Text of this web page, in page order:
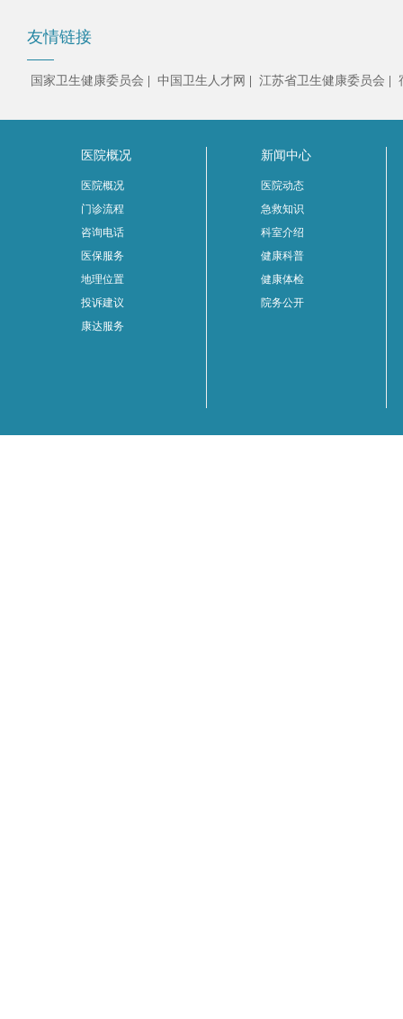
友情链接
国家卫生健康委员会 中国卫生人才网 江苏省卫生健康委员会
医院概况
医院概况
门诊流程
咨询电话
医保服务
地理位置
投诉建议
康达服务
新闻中心
医院动态
急救知识
科室介绍
健康科普
健康体检
院务公开